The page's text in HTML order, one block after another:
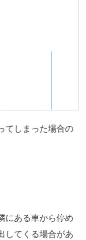
てしまった場合の
にある車から停め
してくる場合があ